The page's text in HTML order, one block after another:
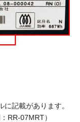
記載があります。
RR-07MRT）